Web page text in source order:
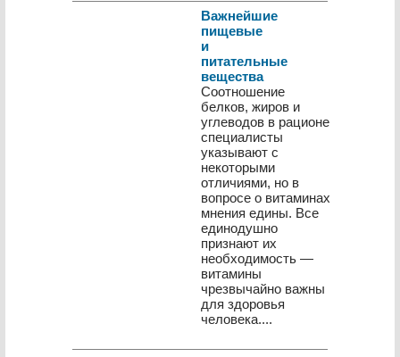
Важнейшие
пищевые
и
питательные
вещества
Соотношение
белков, жиров и
углеводов в рационе
специалисты
указывают с
некоторыми
отличиями, но в
вопросе о витаминах
мнения едины. Все
единодушно
признают их
необходимость —
витамины
чрезвычайно важны
для здоровья
человека....